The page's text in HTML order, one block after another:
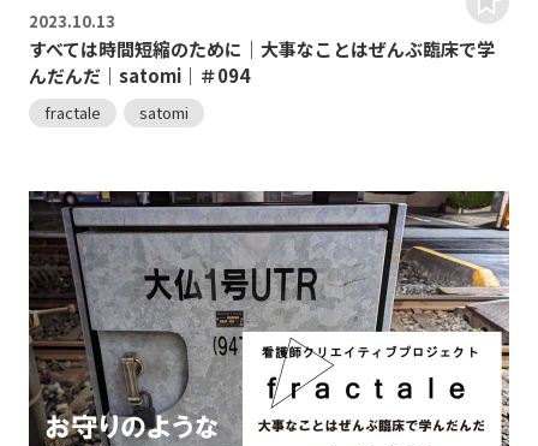
2023.10.13
すべては時間短縮のために｜大事なことはぜんぶ臨床で学
んだんだ｜satomi｜＃094
fractale satomi